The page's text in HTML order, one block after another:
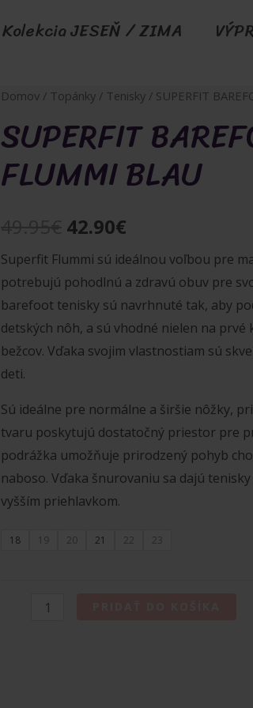
Kolekcia JESEŇ / ZIMA
Domov / Topánky / Tenisky / SUPERFIT
SUPERFIT
FLUMMI BLAU
Pôvodná
cena
bola:
49.95€.
42.90€
cena
je:
42.90€.
Superfit Flummi sú ideálnou voľbou pre
potrebujú pohodlnú a zdravú obuv pre
barefoot tenisky sú navrhnuté tak, aby
detských nôh, a sú vhodné nielen na prvé
bežcov. Vďaka svojim vlastnostiam sú
deti.
Sú ideálne pre normálne a širšie nôžky,
tvaru poskytujú dostatočný priestor pre
podrážka umožňuje prirodzený pohyb
naboso. Vďaka šnurovaniu sa dajú
vyšším priehlavkom.
18 19 20 21 22 23
množstvo